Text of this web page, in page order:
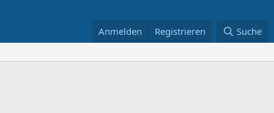
Anmelden Registrieren Suche